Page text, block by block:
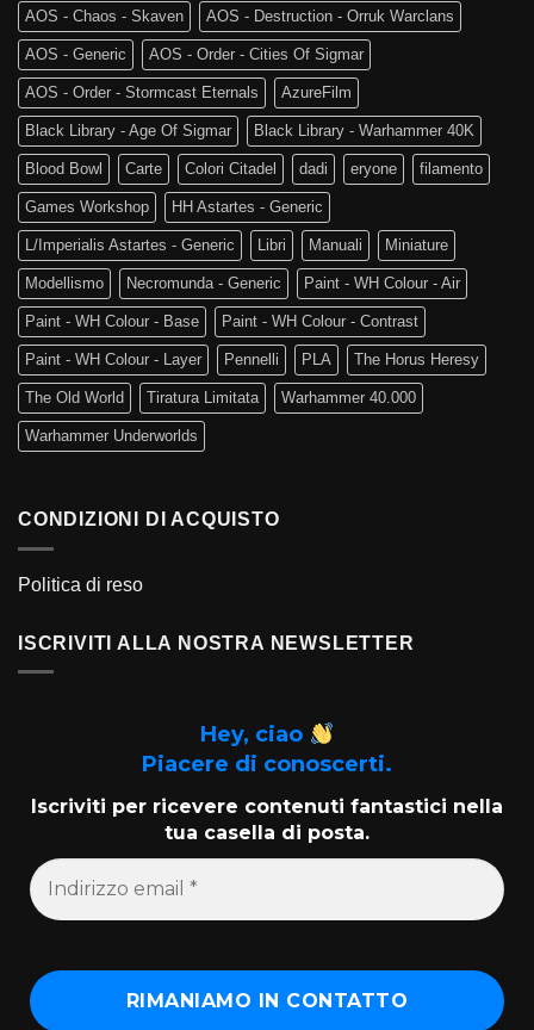
AOS - Chaos - Skaven AOS - Destruction - Orruk Warclans
AOS - Generic AOS - Order - Cities Of Sigmar
AOS - Order - Stormcast Eternals AzureFilm
Black Library - Age Of Sigmar Black Library - Warhammer 40K
Blood Bowl Carte Colori Citadel dadi eryone filamento
Games Workshop HH Astartes - Generic
L/Imperialis Astartes - Generic Libri Manuali Miniature
Modellismo Necromunda - Generic Paint - WH Colour - Air
Paint - WH Colour - Base Paint - WH Colour - Contrast
Paint - WH Colour - Layer Pennelli PLA The Horus Heresy
The Old World Tiratura Limitata Warhammer 40.000
Warhammer Underworlds
CONDIZIONI DI ACQUISTO
Politica di reso
ISCRIVITI ALLA NOSTRA NEWSLETTER
Hey, ciao
Piacere di conoscerti.
Iscriviti per ricevere contenuti fantastici nella
tua casella di posta.